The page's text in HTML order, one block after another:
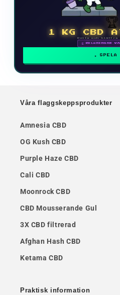
🏆
1 KG CBD
Delta och klättra
🗓 BELÖNINGAR
SPELA
Våra flaggskeppsprodukter
Amnesia CBD
OG Kush CBD
Purple Haze CBD
Cali CBD
Moonrock CBD
CBD Mousserande Gul
3X CBD filtrerad
Afghan Hash CBD
Ketama CBD
Praktisk information